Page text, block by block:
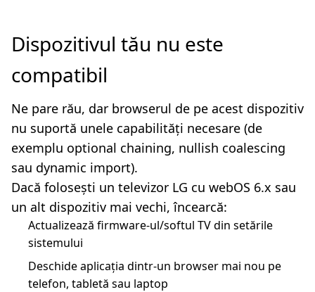
Dispozitivul tău nu este
compatibil
Ne pare rău, dar browserul de pe acest dispozitiv
nu suportă unele capabilități necesare (de
exemplu optional chaining, nullish coalescing
sau dynamic import).
Dacă folosești un televizor LG cu webOS 6.x sau
un alt dispozitiv mai vechi, încearcă:
Actualizează firmware-ul/softul TV din setările
sistemului
Deschide aplicația dintr-un browser mai nou pe
telefon, tabletă sau laptop